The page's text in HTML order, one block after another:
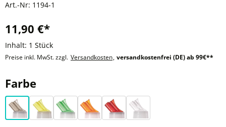
Art.-Nr: 1194-1
11,90 €*
Inhalt: 1 Stück
Preise inkl. MwSt. zzgl. Versandkosten, versandkostenfrei (DE) ab 99€**
Farbe
BraunGelb Grün OrangeRot Transparent